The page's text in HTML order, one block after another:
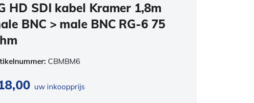
HD SDI kabel Kramer 1,8m
BNC > male BNC RG-6 75
CBMBM6
uw inkoopprijs